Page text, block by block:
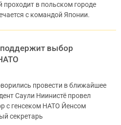
проходит в польском городе
с командой Японии.
поддержит выбор
провести в ближайшее
Саули Ниинистё провел
с генсеком НАТО Йенсом
секретарь